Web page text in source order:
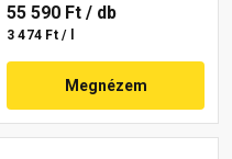
55 590 Ft / db
3 474 Ft / l
Megnézem